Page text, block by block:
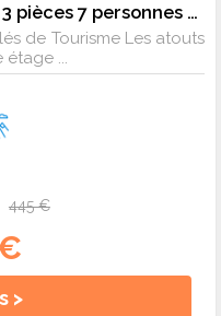
Appartement vue montagne 3 pièces 7 personnes - Sélection
de Tourisme Les atouts
étage ...
445 €
>